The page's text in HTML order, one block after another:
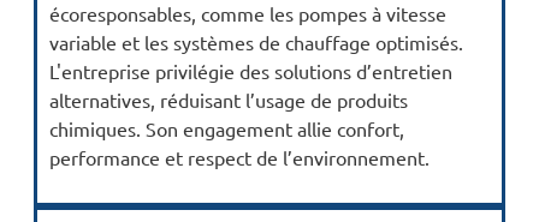
écoresponsables, comme les pompes à vitesse
variable et les systèmes de chauffage optimisés.
L'entreprise privilégie des solutions d’entretien
alternatives, réduisant l’usage de produits
chimiques. Son engagement allie confort,
performance et respect de l’environnement.